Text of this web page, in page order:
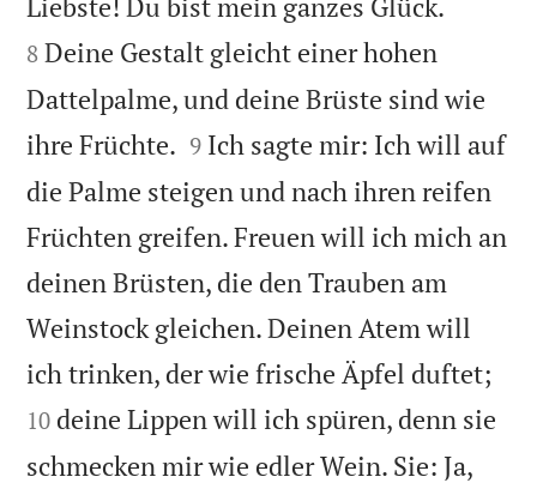
8 Deine Gestalt gleicht einer hohen
Dattelpalme, und deine Brüste sind wie
ihre Früchte. 

9 Ich sagte mir: Ich will auf
die Palme steigen und nach ihren reifen
Früchten greifen. Freuen will ich mich an
deinen Brüsten, die den Trauben am
Weinstock gleichen. Deinen Atem will
ich trinken, der wie frische Äpfel duftet;
10 deine Lippen will ich spüren, denn sie
schmecken mir wie edler Wein. Sie: Ja,